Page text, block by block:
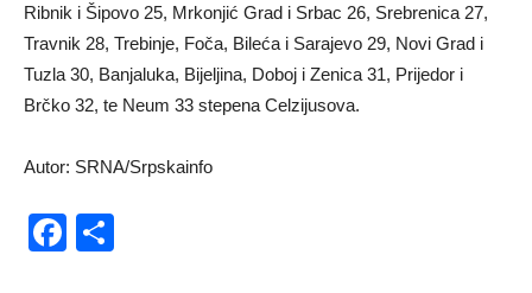
Ribnik i Šipovo 25, Mrkonjić Grad i Srbac 26, Srebrenica 27,
Travnik 28, Trebinje, Foča, Bileća i Sarajevo 29, Novi Grad i
Tuzla 30, Banjaluka, Bijeljina, Doboj i Zenica 31, Prijedor i
Brčko 32, te Neum 33 stepena Celzijusova.
Autor: SRNA/Srpskainfo
Facebook